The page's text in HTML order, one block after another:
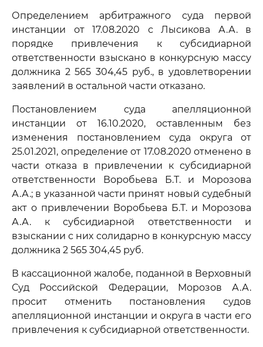
Определением арбитражного суда первой
инстанции от 17.08.2020 с Лысикова А.А. в
порядке привлечения к субсидиарной
ответственности взыскано в конкурсную массу
должника 2 565 304,45 руб., в удовлетворении
заявлений в остальной части отказано.
Постановлением суда апелляционной
инстанции от 16.10.2020, оставленным без
изменения постановлением суда округа от
25.01.2021, определение от 17.08.2020 отменено в
части отказа в привлечении к субсидиарной
ответственности Воробьева Б.Т. и Морозова
А.А.; в указанной части принят новый судебный
акт о привлечении Воробьева Б.Т. и Морозова
А.А. к субсидиарной ответственности и
взыскании с них солидарно в конкурсную массу
должника 2 565 304,45 руб.
В кассационной жалобе, поданной в Верховный
Суд Российской Федерации, Морозов А.А.
просит отменить постановления судов
апелляционной инстанции и округа в части его
привлечения к субсидиарной ответственности.